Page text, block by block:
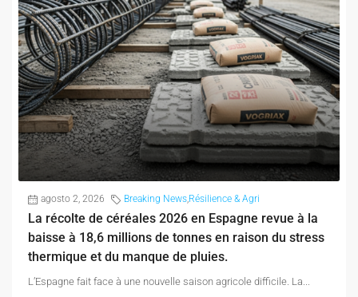
agosto 2, 2026 Breaking News,Résilience & Agri
La récolte de céréales 2026 en Espagne revue à la
baisse à 18,6 millions de tonnes en raison du stress
thermique et du manque de pluies.
L’Espagne fait face à une nouvelle saison agricole difficile. La...